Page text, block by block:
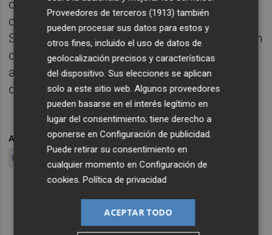
control normativo y de prevención eran
claros". Así, tanto el auto como el perito del
Sepblac, aseguran que el hecho de que algún
cliente blanqueara, aspecto que tampoco
asegura, no implica ni a los órganos de
dirección ni a la cúpula del banco.
ARCHIVADO EN BANCO MADRID
BANCA PRIVADA D'ANDORRA
Proveedores de terceros (1913) también
pueden procesar sus datos para estos y
otros fines, incluido el uso de datos de
geolocalización precisos y características
del dispositivo. Sus elecciones se aplican
solo a este sitio web. Algunos proveedores
pueden basarse en el interés legítimo en
lugar del consentimiento; tiene derecho a
oponerse enConfiguración de publicidad
Puede retirar su consentimiento en
cualquier momento enConfiguración de
cookies .Política de privacidad
ACEPTAR TODO